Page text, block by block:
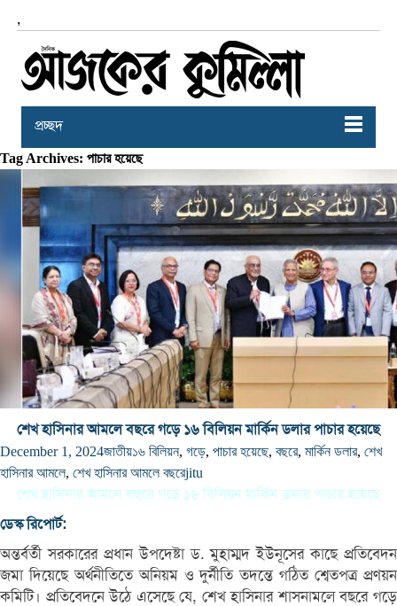
,
প্রচ্ছদ
Tag Archives: পাচার হয়েছে
শেখ হাসিনার আমলে বছরে গড়ে ১৬ বিলিয়ন মার্কিন ডলার পাচার হয়েছে
December 1, 2024জাতীয়১৬ বিলিয়ন, গড়ে, পাচার হয়েছে, বছরে, মার্কিন ডলার, শেখ
হাসিনার আমলে, শেখ হাসিনার আমলে বছরেjitu
শেখ হাসিনার আমলে বছরে গড়ে ১৬ বিলিয়ন মার্কিন ডলার পাচার হয়েছে
ডেস্ক রিপোর্ট:
অন্তর্বর্তী সরকারের প্রধান উপদেষ্টা ড. মুহাম্মদ ইউনূসের কাছে প্রতিবেদন
জমা দিয়েছে অর্থনীতিতে অনিয়ম ও দুর্নীতি তদন্তে গঠিত শ্বেতপত্র প্রণয়ন
কমিটি। প্রতিবেদনে উঠে এসেছে যে, শেখ হাসিনার শাসনামলে বছরে গড়ে